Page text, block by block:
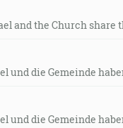
and the Church share
und die Gemeinde
und die Gemeinde